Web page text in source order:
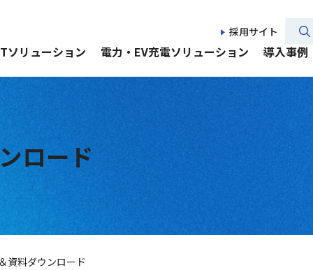
採用サイト
ソリューション 電力・EV充電ソリューション 導入事例
ロード
資料ダウンロード